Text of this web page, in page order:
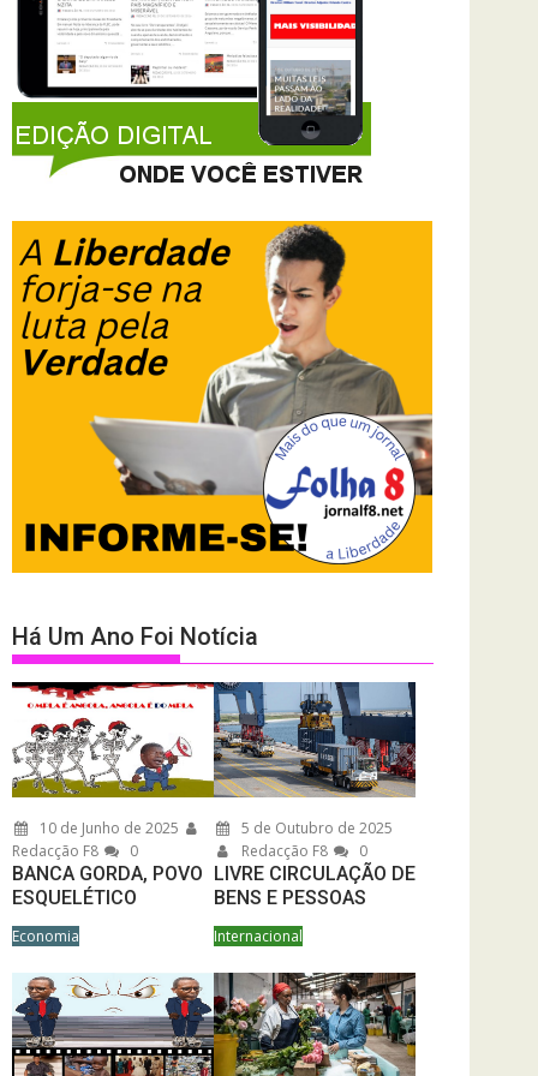
Há Um Ano Foi Notícia
10 de Junho de 2025
Redacção F8
0
BANCA GORDA, POVO
ESQUELÉTICO
Economia
5 de Outubro de 2025
Redacção F8
0
LIVRE CIRCULAÇÃO DE
BENS E PESSOAS
Internacional